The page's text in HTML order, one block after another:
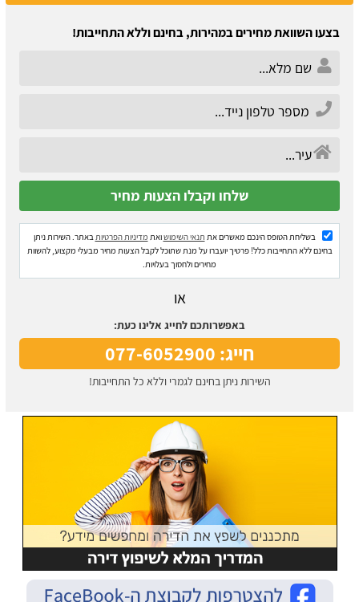
בצעו השוואת מחירים במהירות, בחינם וללא התחייבות!
בשליחת הטופס הינכם מאשרים את תנאי השימושואת מדיניות הפרטיותבאתר. השירות ניתן
בחינם ללא התחייבות כלל! פרטיך יועברו על מנת שתוכל לקבל הצעות מחיר מבעלי מקצוע, להשוות
מחירים ולחסוך בעלויות.
או
באפשרותכם לחייג אלינו כעת:
חייג: 077-6052900
השירות ניתן בחינם לגמרי וללא כל התחייבות!